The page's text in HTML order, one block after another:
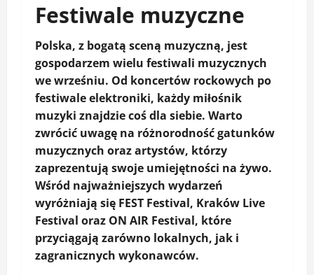
Festiwale muzyczne
Polska, z bogatą sceną muzyczną, jest
gospodarzem wielu festiwali muzycznych
we wrześniu. Od koncertów rockowych po
festiwale elektroniki, każdy miłośnik
muzyki znajdzie coś dla siebie. Warto
zwrócić uwagę na różnorodność gatunków
muzycznych oraz artystów, którzy
zaprezentują swoje umiejętności na żywo.
Wśród najważniejszych wydarzeń
wyróżniają się FEST Festival, Kraków Live
Festival oraz ON AIR Festival, które
przyciągają zarówno lokalnych, jak i
zagranicznych wykonawców.